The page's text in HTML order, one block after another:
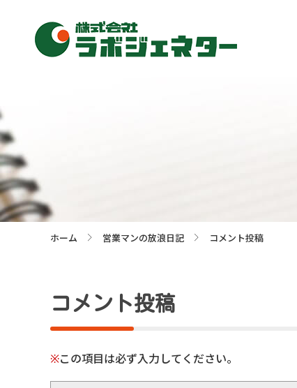
ホーム 営業マンの放浪日記 コメント投稿
コメント投稿
※この項目は必ず入力してください。